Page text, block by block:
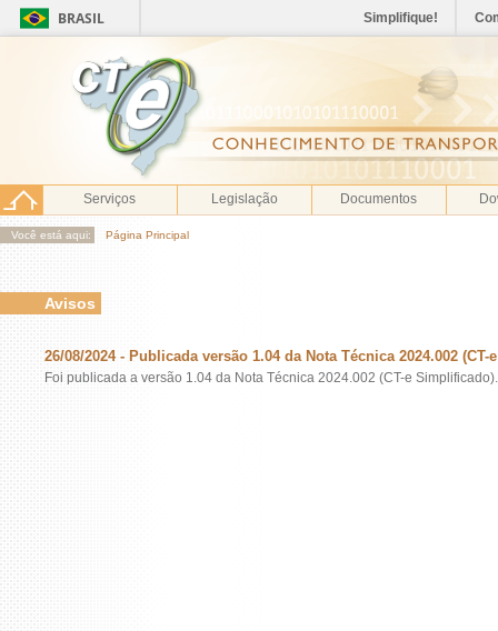
BRASIL Simplifique!
Serviços Legislação Documentos
Você está aqui: Página Principal
Avisos
26/08/2024 - Publicada versão 1.04 da Nota Técnica 2024.002
Foi publicada a versão 1.04 da Nota Técnica 2024.002 (CT-e Simplificado).